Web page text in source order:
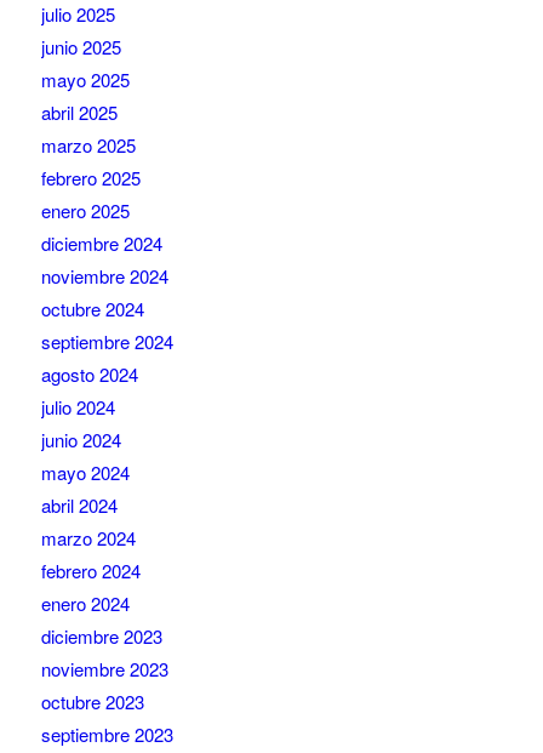
julio 2025
junio 2025
mayo 2025
abril 2025
marzo 2025
febrero 2025
enero 2025
diciembre 2024
noviembre 2024
octubre 2024
septiembre 2024
agosto 2024
julio 2024
junio 2024
mayo 2024
abril 2024
marzo 2024
febrero 2024
enero 2024
diciembre 2023
noviembre 2023
octubre 2023
septiembre 2023